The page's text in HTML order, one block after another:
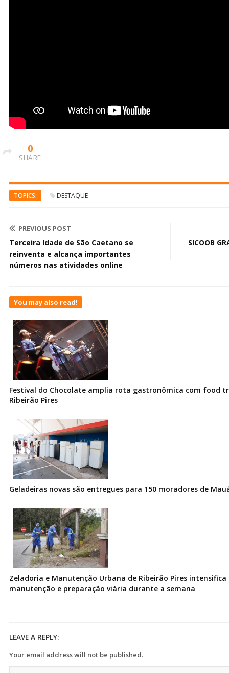
0
SHARE
TOPICS: DESTAQUE
PREVIOUS POST
Terceira Idade de São Caetano se
reinventa e alcança importantes
números nas atividades online
SICOOB
You may also read!
Festival do Chocolate amplia rota gastronômica com food
Ribeirão Pires
Geladeiras novas são entregues para 150 moradores de
Zeladoria e Manutenção Urbana de Ribeirão Pires intensifica
manutenção e preparação viária durante a semana
LEAVE A REPLY:
Your email address will not be published.